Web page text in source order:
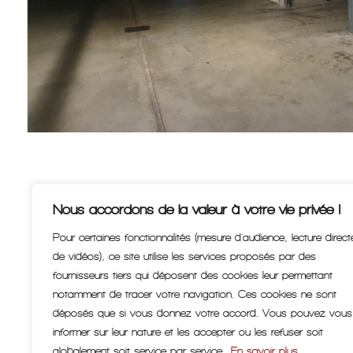
Nous accordons de la valeur à votre vie privée !
Pour certaines fonctionnalités (mesure d'audience, lecture
de vidéos), ce site utilise les services proposés par des
fournisseurs tiers qui déposent des cookies leur permettant
notamment de tracer votre navigation. Ces cookies ne sont
déposés que si vous donnez votre accord. Vous pouvez vous
informer sur leur nature et les accepter ou les refuser soit